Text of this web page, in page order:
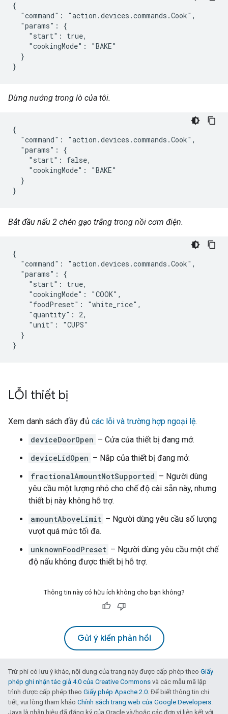
{
  "command": "action.devices.commands.Cook",
  "params": {
    "start": true,
    "cookingMode": "BAKE"
  }
}
Dừng nướng trong lò của tôi.
{
  "command": "action.devices.commands.Cook",
  "params": {
    "start": false,
    "cookingMode": "BAKE"
  }
}
Bắt đầu nấu 2 chén gạo trắng trong nồi cơm điện.
{
  "command": "action.devices.commands.Cook",
  "params": {
    "start": true,
    "cookingMode": "COOK",
    "foodPreset": "white_rice",
    "quantity": 2,
    "unit": "CUPS"
  }
}
LỖI thiết bị
Xem danh sách đầy đủ các lỗi và trường hợp ngoại lệ.
deviceDoorOpen – Cửa của thiết bị đang mở.
deviceLidOpen – Nắp của thiết bị đang mở.
fractionalAmountNotSupported – Người dùng
yêu cầu một lượng nhỏ cho chế độ cài sẵn này, nhưng
thiết bị này không hỗ trợ.
amountAboveLimit – Người dùng yêu cầu số lượng
vượt quá mức tối đa.
unknownFoodPreset – Người dùng yêu cầu một chế
độ nấu không được thiết bị hỗ trợ.
Thông tin này có hữu ích không cho bạn không?
Gửi ý kiến phản hồi
Trừ phi có lưu ý khác, nội dung của trang này được cấp phép theo Giấy
phép ghi nhận tác giả 4.0 của Creative Commons và các mẫu mã lập
trình được cấp phép theo Giấy phép Apache 2.0. Để biết thông tin chi
tiết, vui lòng tham khảo Chính sách trang web của Google Developers.
Java là nhãn hiệu đã đăng ký của Oracle và/hoặc các đơn vị liên kết với